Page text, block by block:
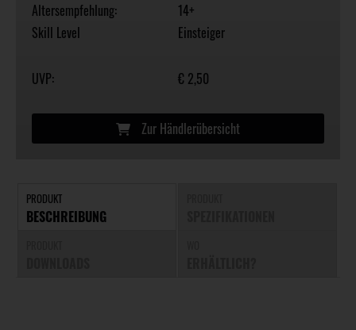
Altersempfehlung:
14+
Skill Level
Einsteiger
UVP: € 2,50
Zur Händlerübersicht
PRODUKT
BESCHREIBUNG